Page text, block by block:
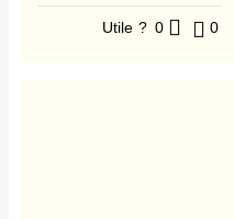
Utile ? 0 0